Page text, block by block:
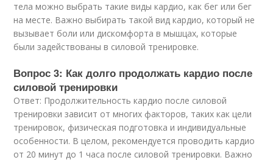
тела можно выбрать такие виды кардио, как бег или бег
на месте. Важно выбирать такой вид кардио, который не
вызывает боли или дискомфорта в мышцах, которые
были задействованы в силовой тренировке.
Вопрос 3: Как долго продолжать кардио после
силовой тренировки
Ответ: Продолжительность кардио после силовой
тренировки зависит от многих факторов, таких как цели
тренировок, физическая подготовка и индивидуальные
особенности. В целом, рекомендуется проводить кардио
от 20 минут до 1 часа после силовой тренировки. Важно